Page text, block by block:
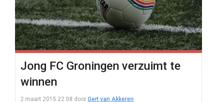
Jong FC Groningen verzuimt te
winnen
2 maart 2015 22:08 door Gert van Akkeren